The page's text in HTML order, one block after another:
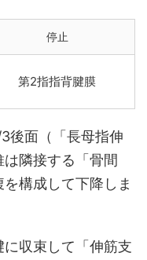
停止
第2指指背腱膜
後面（「長母指伸
隣接する「骨間
構成して下降しま
に収束して「伸筋支